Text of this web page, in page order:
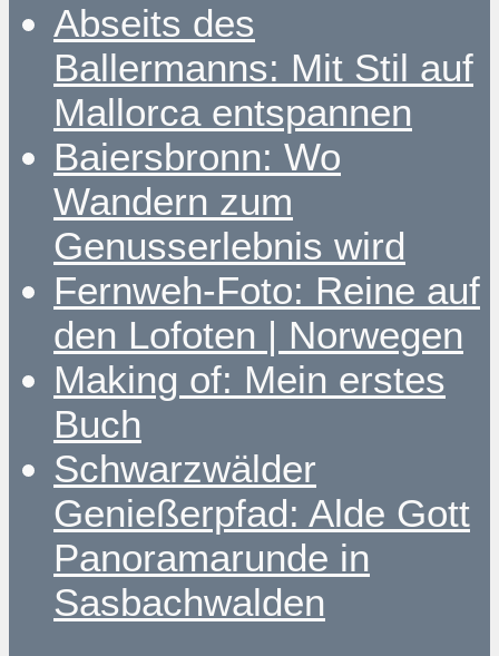
Abseits des
Ballermanns: Mit Stil auf
Mallorca entspannen
Baiersbronn: Wo
Wandern zum
Genusserlebnis wird
Fernweh-Foto: Reine auf
den Lofoten | Norwegen
Making of: Mein erstes
Buch
Schwarzwälder
Genießerpfad: Alde Gott
Panoramarunde in
Sasbachwalden